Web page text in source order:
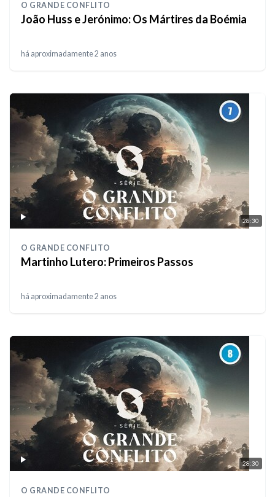
O GRANDE CONFLITO
João Huss e Jerónimo: Os Mártires da Boémia
há aproximadamente 2 anos
28:30
O GRANDE CONFLITO
Martinho Lutero: Primeiros Passos
há aproximadamente 2 anos
28:30
O GRANDE CONFLITO